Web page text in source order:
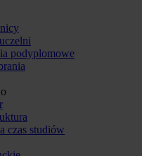
podyplomowe
czas studiów